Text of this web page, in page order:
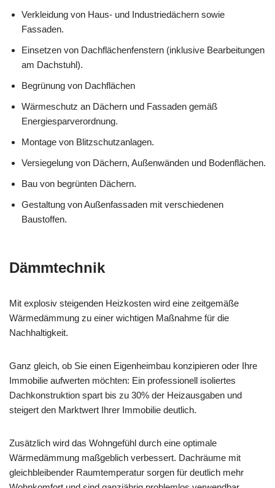
Verkleidung von Haus- und Industriedächern sowie
Fassaden.
Einsetzen von Dachflächenfenstern (inklusive Bearbeitungen
am Dachstuhl).
Begrünung von Dachflächen
Wärmeschutz an Dächern und Fassaden gemäß
Energiesparverordnung.
Montage von Blitzschutzanlagen.
Versiegelung von Dächern, Außenwänden und Bodenflächen.
Bau von begrünten Dächern.
Gestaltung von Außenfassaden mit verschiedenen
Baustoffen.
Dämmtechnik
Mit explosiv steigenden Heizkosten wird eine zeitgemäße
Wärmedämmung zu einer wichtigen Maßnahme für die
Nachhaltigkeit.
Ganz gleich, ob Sie einen Eigenheimbau konzipieren oder Ihre
Immobilie aufwerten möchten: Ein professionell isoliertes
Dachkonstruktion spart bis zu 30% der Heizausgaben und
steigert den Marktwert Ihrer Immobilie deutlich.
Zusätzlich wird das Wohngefühl durch eine optimale
Wärmedämmung maßgeblich verbessert. Dachräume mit
gleichbleibender Raumtemperatur sorgen für deutlich mehr